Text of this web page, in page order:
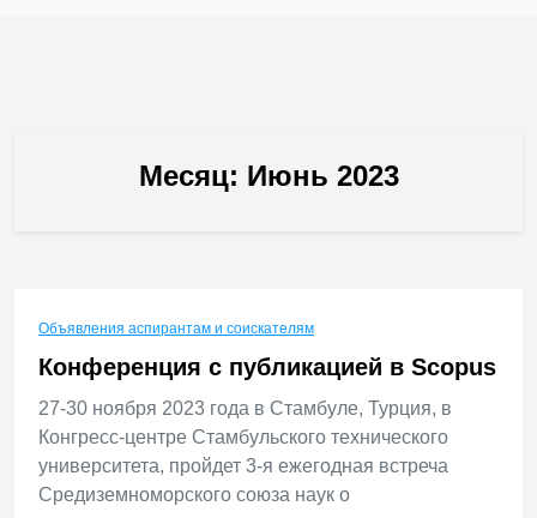
Месяц: Июнь 2023
Объявления аспирантам и соискателям
Конференция с публикацией в Scopus
27-30 ноября 2023 года в Стамбуле, Турция, в
Конгресс-центре Стамбульского технического
университета, пройдет 3-я ежегодная встреча
Средиземноморского союза наук о